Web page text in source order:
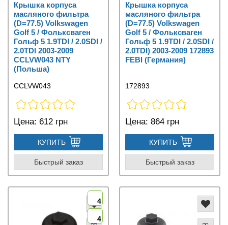
Крышка корпуса
масляного фильтра
(D=77.5) Volkswagen
Golf 5 / Фольксваген
Гольф 5 1.9TDI / 2.0SDI /
2.0TDI 2003-2009
CCLVW043 NTY
(Польша)
CCLVW043
Цена: 612 грн
КУПИТЬ
Быстрый заказ
Крышка корпуса
масляного фильтра
(D=77.5) Volkswagen
Golf 5 / Фольксваген
Гольф 5 1.9TDI / 2.0SDI /
2.0TDI) 2003-2009 172893
FEBI (Германия)
172893
Цена: 864 грн
КУПИТЬ
Быстрый заказ
4
4